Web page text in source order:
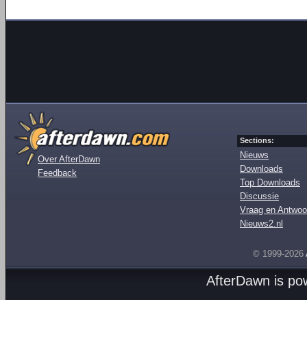
Over AfterDawn
Feedback
Sections:
Nieuws
Downloads
Top Downloads
Discussie
Vraag en
Nieuws2.nl
© 1999-2026
AfterDawn is